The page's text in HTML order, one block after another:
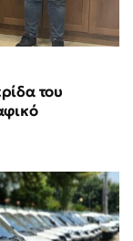
του